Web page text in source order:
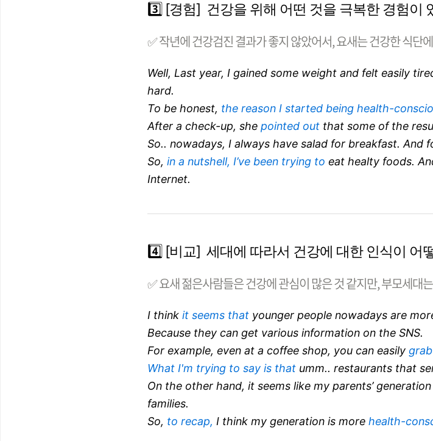
3️⃣ [경험] 건강을 위해 어떤 것을 극복한 경험이
✅ 작년에 건강검진 결과가 좋지 않았어서, 요새는 건강한 식단
Well, Last year, I gained some weight and felt easily
hard.
To be honest, the reason I started being health-
After a check-up, she pointed out that some of the
So.. nowadays, I always have salad for breakfast. And
So, in a nutshell, I’ve been trying to eat healty foods.
Internet.
4️⃣ [비교] 세대에 따라서 건강에 대한 인식이 어
✅ 요새 젊은사람들은 건강에 관심이 많은 것 같지만, 부모세대
I think it seems that younger people nowadays are
Because they can get various information on the SNS.
For example, even at a coffee shop, you can easily
What I'm trying to say is that umm.. restaurants that
On the other hand, it seems like my parents’
families.
So, to recap, I think my generation is more health-